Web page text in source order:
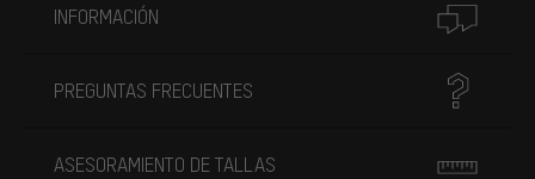
INFORMACIÓN
PREGUNTAS FRECUENTES
ASESORAMIENTO DE TALLAS